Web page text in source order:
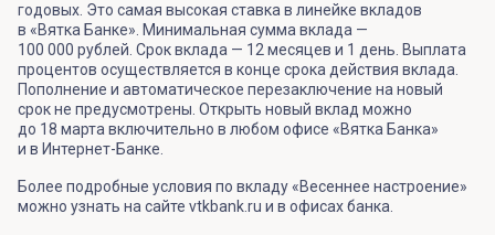
годовых. Это самая высокая ставка в линейке вкладов
в «Вятка Банке». Минимальная сумма вклада —
100 000 рублей. Срок вклада — 12 месяцев и 1 день. Выплата
процентов осуществляется в конце срока действия вклада.
Пополнение и автоматическое перезаключение на новый
срок не предусмотрены. Открыть новый вклад можно
до 18 марта включительно в любом офисе «Вятка Банка»
и в Интернет-Банке.
Более подробные условия по вкладу «Весеннее настроение»
можно узнать на сайте vtkbank.ru и в офисах банка.